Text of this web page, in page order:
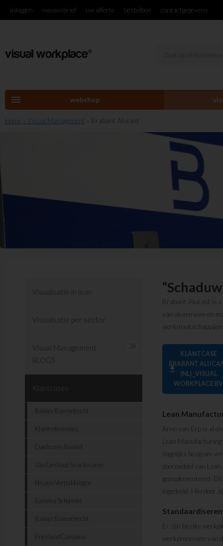
inloggen nieuwsbrief uw offerte bestelbon contactgegevens
menu webshop
Home » Visual Management » Brabant Alucast
Visualisatie in lean
Visualisatie per sector
Visual Management
BLOGS
28
Klantcases
Bakker Barendrecht
Klantreferenties
Daelmans Banket
Van Lieshout Snackwaren
Nispen Verpakkingen
Euroma Schijndel
Bakker Barendrecht
FrieslandCampina
Brabant Alucast is
van aluminium en
download
KLANTCASE
BRABANT
(NL) _VISUAL
WORKPLACE BV
Lean
Arno van Erp is al
Lean Manufacturing
dagelijks bezig om
doormiddel van
geïmplementeerd.
ingedeeld. Hierdoor
Standaardiseren
Er zijn bij elke
werkprocessen van